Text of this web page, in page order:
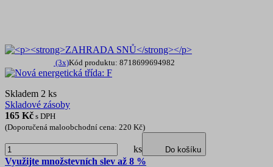
(3x)Kód produktu: 8718699694982
Skladem 2 ks
Skladové zásoby
165 Kč s DPH
(Doporučená maloobchodní cena: 220 Kč)
ks Do košíku
Využijte množstevních slev až 8 %